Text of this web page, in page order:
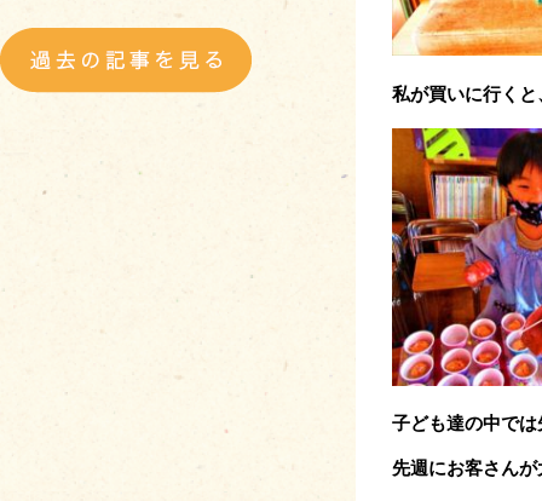
私が買いに行く
子ども達の中で
先週にお客さん